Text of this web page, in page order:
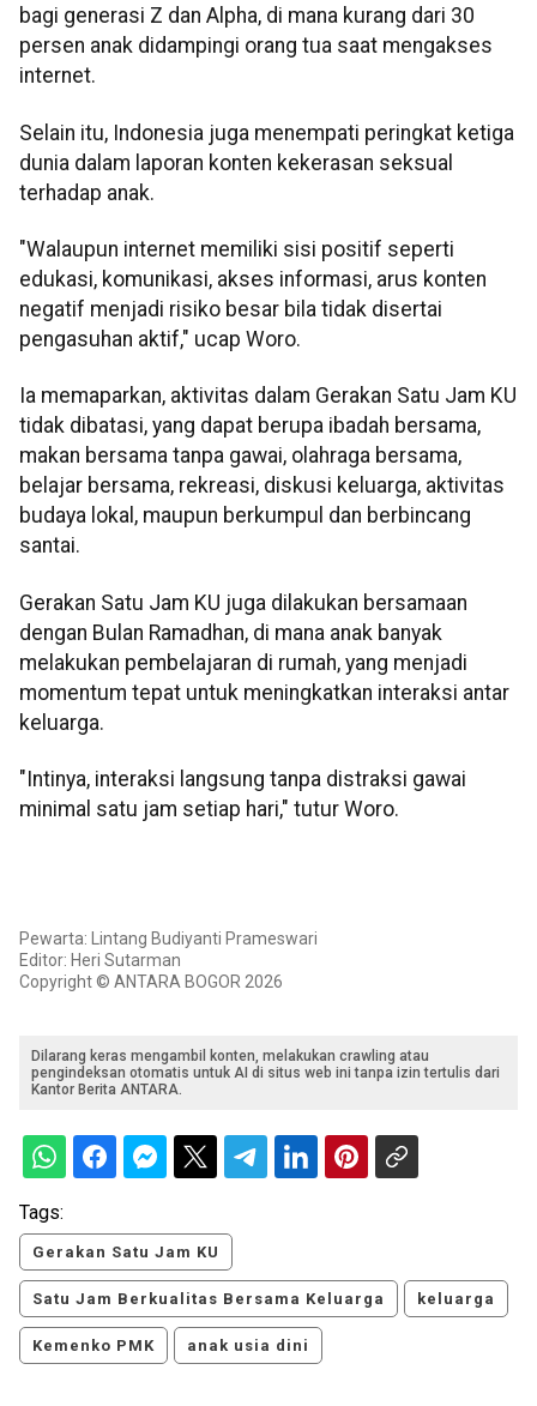
bagi generasi Z dan Alpha, di mana kurang dari 30
persen anak didampingi orang tua saat mengakses
internet.
Selain itu, Indonesia juga menempati peringkat ketiga
dunia dalam laporan konten kekerasan seksual
terhadap anak.
"Walaupun internet memiliki sisi positif seperti
edukasi, komunikasi, akses informasi, arus konten
negatif menjadi risiko besar bila tidak disertai
pengasuhan aktif," ucap Woro.
Ia memaparkan, aktivitas dalam Gerakan Satu Jam KU
tidak dibatasi, yang dapat berupa ibadah bersama,
makan bersama tanpa gawai, olahraga bersama,
belajar bersama, rekreasi, diskusi keluarga, aktivitas
budaya lokal, maupun berkumpul dan berbincang
santai.
Gerakan Satu Jam KU juga dilakukan bersamaan
dengan Bulan Ramadhan, di mana anak banyak
melakukan pembelajaran di rumah, yang menjadi
momentum tepat untuk meningkatkan interaksi antar
keluarga.
"Intinya, interaksi langsung tanpa distraksi gawai
minimal satu jam setiap hari," tutur Woro.
Pewarta: Lintang Budiyanti Prameswari
Editor: Heri Sutarman
Copyright © ANTARA BOGOR 2026
Dilarang keras mengambil konten, melakukan crawling atau
pengindeksan otomatis untuk AI di situs web ini tanpa izin tertulis dari
Kantor Berita ANTARA.
Tags:
Gerakan Satu Jam KU
Satu Jam Berkualitas Bersama Keluarga keluarga
Kemenko PMK anak usia dini